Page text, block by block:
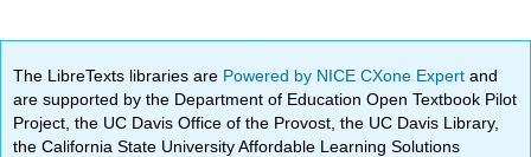
The LibreTexts libraries are Powered by NICE CXone Expertand
are supported by the Department of Education Open Textbook Pilot
Project, the UC Davis Office of the Provost, the UC Davis Library,
the California State University Affordable Learning Solutions